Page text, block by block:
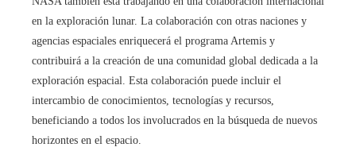
en la exploración lunar. La colaboración con otras naciones y
agencias espaciales enriquecerá el programa Artemis y
contribuirá a la creación de una comunidad global dedicada a la
exploración espacial. Esta colaboración puede incluir el
intercambio de conocimientos, tecnologías y recursos,
beneficiando a todos los involucrados en la búsqueda de nuevos
horizontes en el espacio.